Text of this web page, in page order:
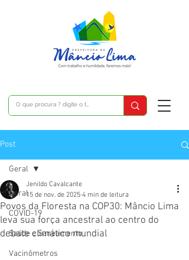
Post
Geral
COVID-19
Saúde e Saneamento
Vacinômetros
Geral
Povos da Floresta na COP30: Mâncio Lima
leva sua força ancestral ao centro do
debate climático mundial
Jenildo Cavalcante
15 de nov. de 2025 4 min de leitura